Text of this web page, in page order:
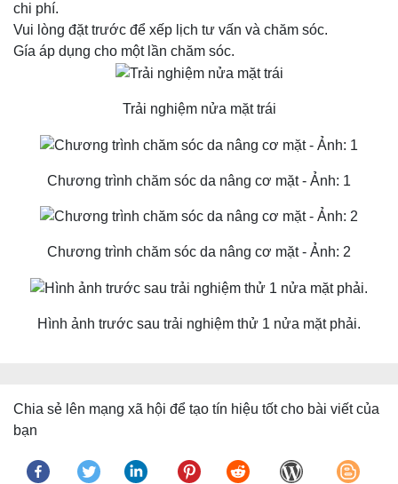
chi phí.
Vui lòng đặt trước để xếp lịch tư vấn và chăm sóc.
Gía áp dụng cho một lần chăm sóc.
Trải nghiệm nửa mặt trái
Chương trình chăm sóc da nâng cơ mặt - Ảnh: 1
Chương trình chăm sóc da nâng cơ mặt - Ảnh: 2
Hình ảnh trước sau trải nghiệm thử 1 nửa mặt phải.
Chia sẻ lên mạng xã hội để tạo tín hiệu tốt cho bài viết của
bạn